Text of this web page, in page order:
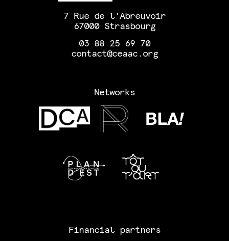
7 Rue de l'Abreuvoir
67000 Strasbourg
03 88 25 69 70
contact@ceaac.org
Networks
Financial partners